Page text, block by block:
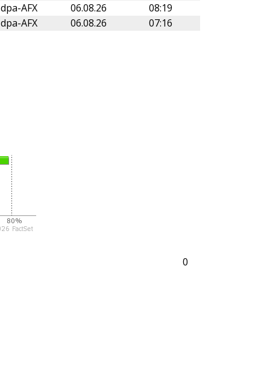
dpa-AFX 06.08.26
08:19
dpa-AFX 06.08.26 07:16
0